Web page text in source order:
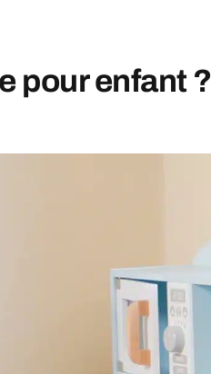
pour enfant ?